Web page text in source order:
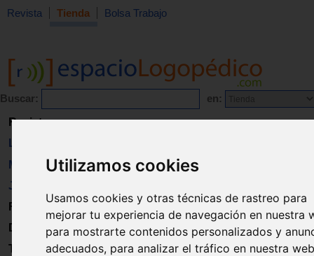
Utilizamos cookies
Usamos cookies y otras técnicas de rastreo para
mejorar tu experiencia de navegación en nuestra
para mostrarte contenidos personalizados y
adecuados, para analizar el tráfico en nuestra
Revista Tienda Bolsa Trabajo
Buscar: en:
Revista
Libros
Material
Juguetes
Formación
Directorio
Trabajo